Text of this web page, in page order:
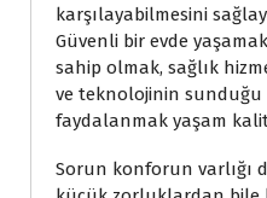
karşılayabilmesini
Güvenli bir evde
sahip olmak, sağlık
ve teknolojinin
faydalanmak yaşam
Sorun konforun varlığı